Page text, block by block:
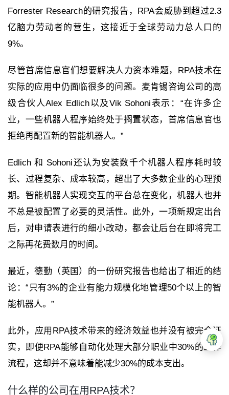
Forrester Research的研究报告，RPA会威胁到超过2.3
亿脑力劳动者的营生，这接近于全球劳动力总人口的
9%。
尽管首席信息官们想要解决人力资本难题，RPA技术在
实际的应用中仍面临很多的问题。麦肯锡咨询公司的高
级合伙人Alex Edlich以及Vik Sohoni表示：“在许多企
业，一些机器人程序始终处于搁置状态，首席信息官也
拒绝再配置新的智能机器人。”
Edlich 和 Sohoni还认为安装数千个机器人程序耗时较
长、过程复杂、成本较高，超出了大多数企业的心理预
期。智能机器人实现交互的平台总在变化，机器人也并
不总是被配置了必要的灵活性。此外，一项新规定出台
后，对申请表进行的细小改动，都会让后台在即将完工
之际再花费数月的时间。
最近，德勤（英国）的一份研究报告也给出了相近的结
论：“只有3%的企业有能力规模化地管理50个以上的智
能机器人。”
此外，应用RPA技术带来的经济效益也并没有被完全证
实，即便RPA能够自动化处理大部分职业中30%的工作
流程，这却并不意味着能减少30%的成本支出。
什么样的公司在用RPA技术？